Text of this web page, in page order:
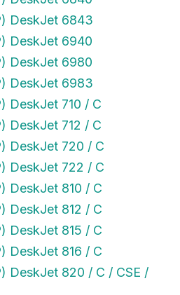
DeskJet 6843
DeskJet 6940
DeskJet 6980
DeskJet 6983
DeskJet 710 / C
DeskJet 712 / C
DeskJet 720 / C
DeskJet 722 / C
DeskJet 810 / C
DeskJet 812 / C
DeskJet 815 / C
DeskJet 816 / C
DeskJet 820 / C / CSE /